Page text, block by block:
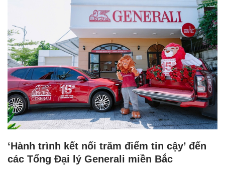
‘Hành trình kết nối trăm điểm tin cậy’ đến
các Tổng Đại lý Generali miền Bắc